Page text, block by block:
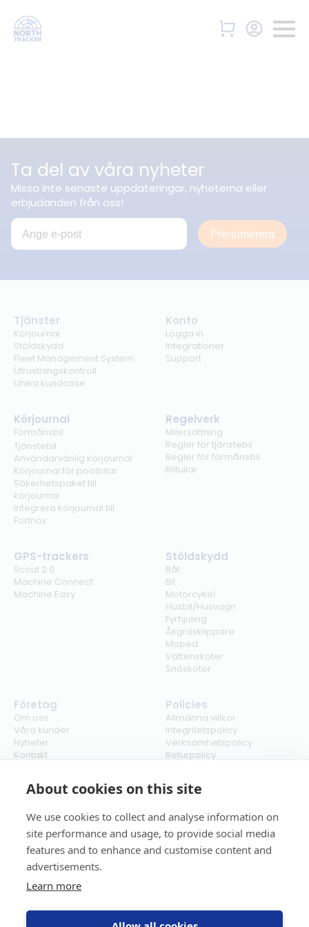
About cookies on this site
We use cookies to collect and analyse information on
site performance and usage, to provide social media
features and to enhance and customise content and
advertisements.
Learn more
Ta del av våra nyheter
Missa inte senaste uppdateringar, nyheterna eller
erbjudanden från oss!
Prenumerera
Tjänster
Körjournal
Stöldskydd
Fleet Management System
Utrustningskontroll
Unika kundcase
Konto
Logga in
Integrationer
Support
Körjournal
Förmånsbil
Tjänstebil
Användarvänlig körjournal
Körjournal för poolbilar
Säkerhetspaket till
körjournal
Integrera körjournal till
Fortnox
Regelverk
Milersättning
Regler för tjänstebil
Regler för förmånsbil
Biltullar
GPS-trackers
Scout 2.0
Machine Connect
Machine Easy
Stöldskydd
Båt
Bil
Motorcykel
Husbil/Husvagn
Fyrhjuling
Åkgräsklippare
Moped
Vattenskoter
Snöskoter
Företag
Om oss
Våra kunder
Nyheter
Kontakt
Policies
Allmänna villkor
Integritetspolicy
Verksamhetspolicy
Returpolicy
Cookies